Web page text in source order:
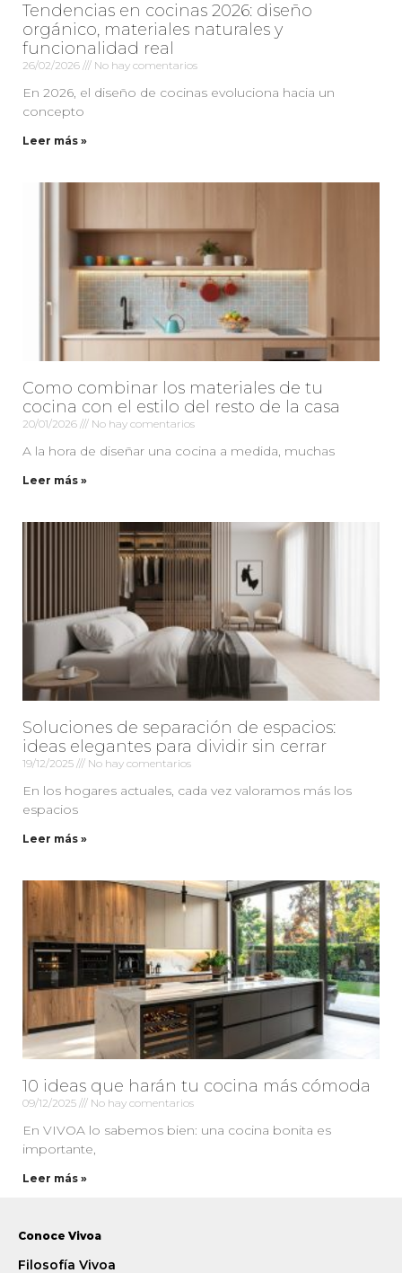
Tendencias en cocinas 2026: diseño
orgánico, materiales naturales y
funcionalidad real
26/02/2026 No hay comentarios
En 2026, el diseño de cocinas evoluciona hacia un
concepto
Leer más »
Como combinar los materiales de tu
cocina con el estilo del resto de la casa
20/01/2026 No hay comentarios
A la hora de diseñar una cocina a medida, muchas
Leer más »
Soluciones de separación de espacios:
ideas elegantes para dividir sin cerrar
19/12/2025 No hay comentarios
En los hogares actuales, cada vez valoramos más los
espacios
Leer más »
10 ideas que harán tu cocina más cómoda
09/12/2025 No hay comentarios
En VIVOA lo sabemos bien: una cocina bonita es
importante,
Leer más »
Conoce Vivoa
Filosofía Vivoa